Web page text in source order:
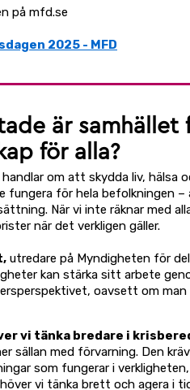
på mfd.se
2025 - MFD
är samhället
för alla?
handlar om att skydda liv, hälsa
fungera för hela befolkningen –
När vi inte räknar med
när det verkligen gäller.
utredare på Myndigheten för
kan stärka sitt arbete
oavsett om
vi tänka bredare i
sällan med förvarning. Den
som fungerar i
vi tänka brett och agera i